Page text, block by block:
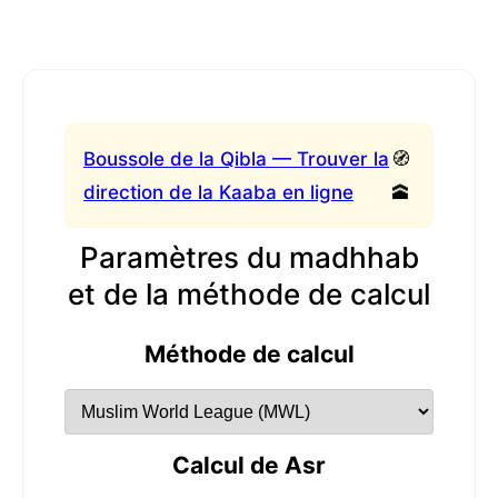
Boussole de la Qibla — Trouver la
direction de la Kaaba en ligne
🧭
🕋
Paramètres du madhhab
et de la méthode de calcul
Méthode de calcul
Calcul de Asr